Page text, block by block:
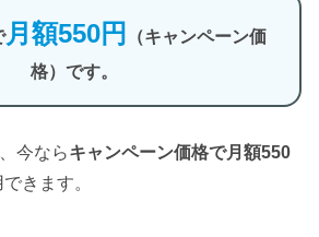
月額550円
（キャンペーン価
格）です。
今ならキャンペーン価格で月額550
きます。